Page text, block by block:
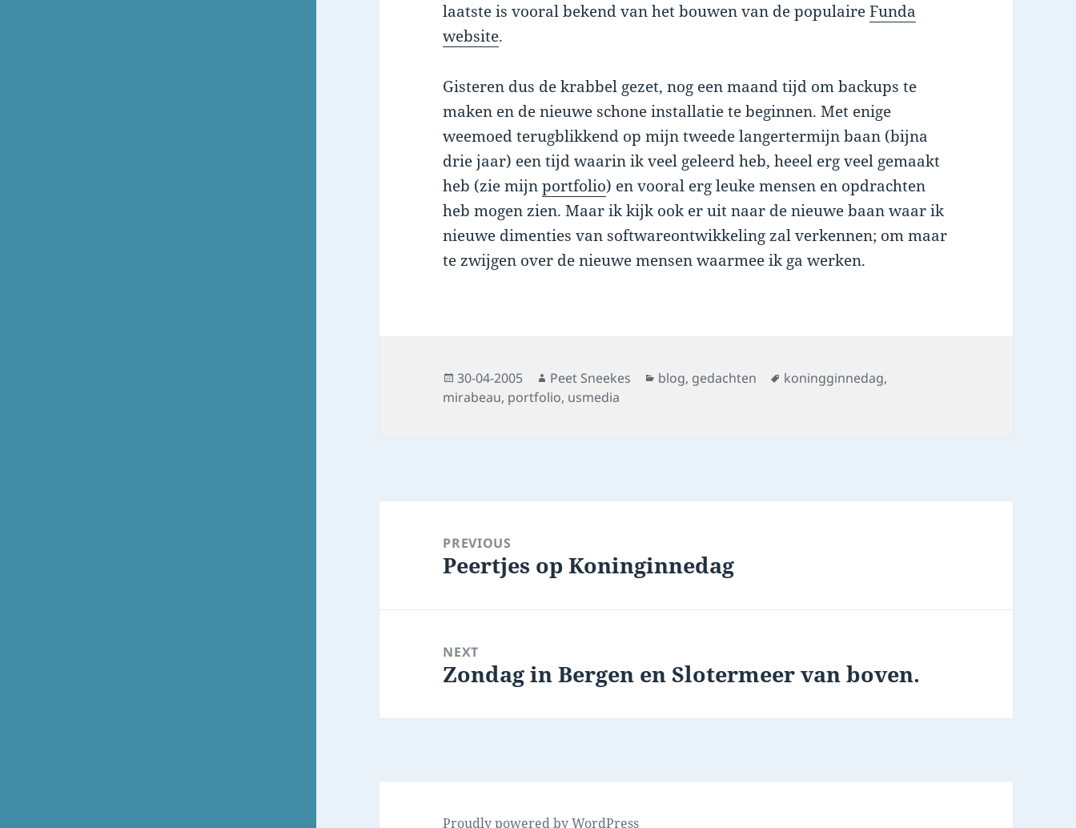
laatste is vooral bekend van het bouwen van de populaireFunda
website.
Gisteren dus de krabbel gezet, nog een maand tijd om backups te
maken en de nieuwe schone installatie te beginnen. Met enige
weemoed terugblikkend op mijn tweede langertermijn baan (bijna
drie jaar) een tijd waarin ik veel geleerd heb, heeel erg veel gemaakt
heb (zie mijnportfolio) en vooral erg leuke mensen en opdrachten
heb mogen zien. Maar ik kijk ook er uit naar de nieuwe baan waar ik
nieuwe dimenties van softwareontwikkeling zal verkennen; om maar
te zwijgen over de nieuwe mensen waarmee ik ga werken.
Posted
on
30-04-2005 Author
Peet Sneekes Categories
blog, gedachten Tags
koningginnedag,
mirabeau, portfolio, usmedia
navigationPREVIOUS
Previous
Peertjes op Koninginnedag
NEXT
Next
Zondag in Bergen en Slotermeer van boven.
Proudly powered by WordPress